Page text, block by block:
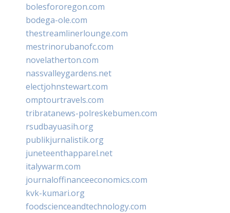
bolesfororegon.com
bodega-ole.com
thestreamlinerlounge.com
mestrinorubanofc.com
novelatherton.com
nassvalleygardens.net
electjohnstewart.com
omptourtravels.com
tribratanews-polreskebumen.com
rsudbayuasih.org
publikjurnalistik.org
juneteenthapparel.net
italywarm.com
journaloffinanceeconomics.com
kvk-kumari.org
foodscienceandtechnology.com